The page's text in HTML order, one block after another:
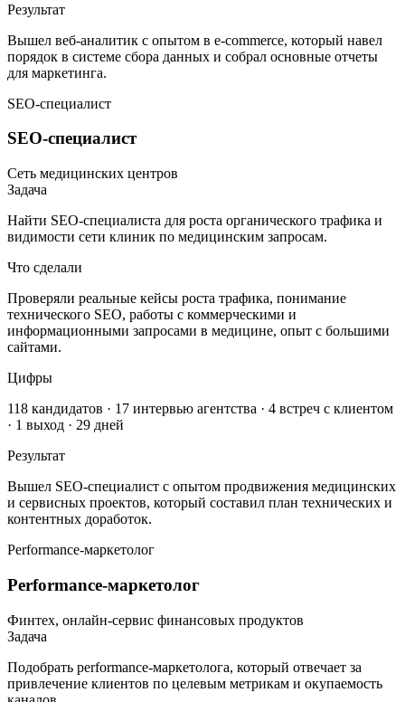
Результат
Вышел веб-аналитик с опытом в e-commerce, который навел
порядок в системе сбора данных и собрал основные отчеты
для маркетинга.
SEO-специалист
SEO-специалист
Сеть медицинских центров
Задача
Найти SEO-специалиста для роста органического трафика и
видимости сети клиник по медицинским запросам.
Что сделали
Проверяли реальные кейсы роста трафика, понимание
технического SEO, работы с коммерческими и
информационными запросами в медицине, опыт с большими
сайтами.
Цифры
118 кандидатов · 17 интервью агентства · 4 встреч с клиентом
· 1 выход · 29 дней
Результат
Вышел SEO-специалист с опытом продвижения медицинских
и сервисных проектов, который составил план технических и
контентных доработок.
Performance-маркетолог
Performance-маркетолог
Финтех, онлайн-сервис финансовых продуктов
Задача
Подобрать performance-маркетолога, который отвечает за
привлечение клиентов по целевым метрикам и окупаемость